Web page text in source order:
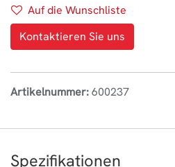
Auf die Wunschliste
Kontaktieren Sie uns
Artikelnummer:600237
Spezifikationen